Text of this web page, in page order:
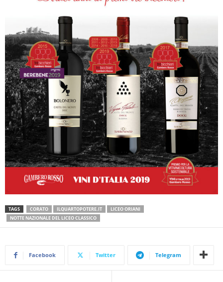
TAGS CORATO ILQUARTOPOTERE.IT
LICEO ORIANI
NOTTE NAZIONALE DEL LICEO CLASSICO
Facebook Twitter Telegram